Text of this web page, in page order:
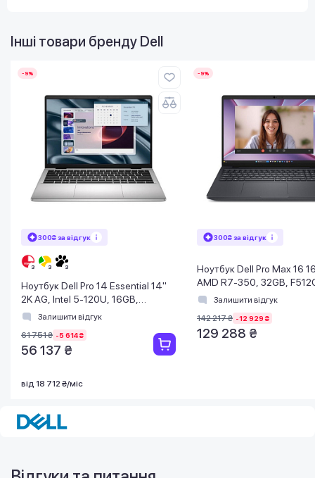
Інші товари бренду Dell
-9%
300₴ за відгук
Ноутбук Dell Pro 14 Essential 14"
2K AG, Intel 5-120U, 16GB,
F512GB, UMA, Win11P, сріблястий
Залишити відгук
61 751 ₴ -5 614 ₴
56 137 ₴
від 18 712 ₴/міс
-9%
300₴ за відгук
Ноутбук Dell Pro Max 16
AMD R7-350, 32GB,
NVD500-6, Win11P,
Залишити відгук
142 217 ₴ -12 929 ₴
129 288 ₴